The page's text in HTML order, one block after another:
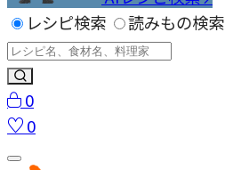
レシピ検索
読みもの検索
0
0